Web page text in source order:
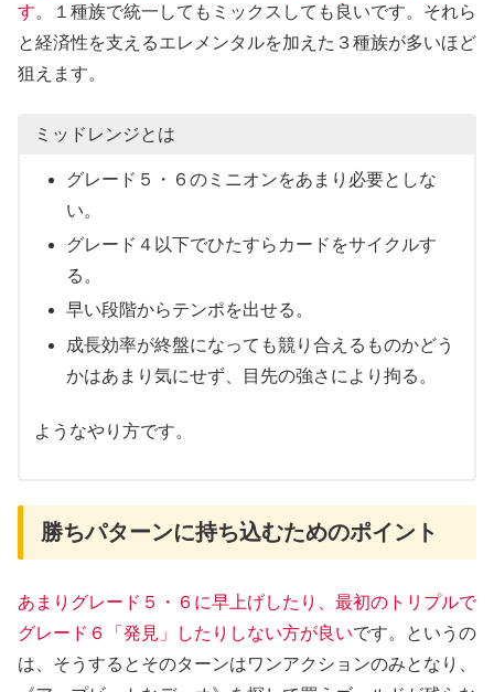
す。１種族で統一してもミックスしても良いです。それら
と経済性を支えるエレメンタルを加えた３種族が多いほど
狙えます。
ミッドレンジとは
グレード５・６のミニオンをあまり必要としな
い。
グレード４以下でひたすらカードをサイクルす
る。
早い段階からテンポを出せる。
成長効率が終盤になっても競り合えるものかどう
かはあまり気にせず、目先の強さにより拘る。
ようなやり方です。
勝ちパターンに持ち込むためのポイント
あまりグレード５・６に早上げしたり、最初のトリプルで
グレード６「発見」したりしない方が良いです。というの
は、そうするとそのターンはワンアクションのみとなり、